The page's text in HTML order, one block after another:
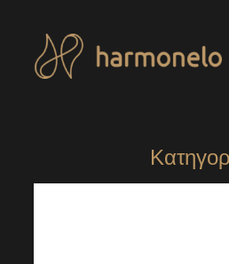
περιεχόμενο